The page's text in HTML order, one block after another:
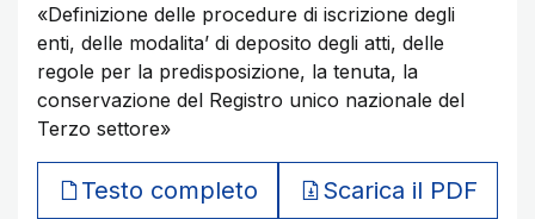
«Definizione delle procedure di iscrizione degli
enti, delle modalita’ di deposito degli atti, delle
regole per la predisposizione, la tenuta, la
conservazione del Registro unico nazionale del
Terzo settore»
Testo completo Scarica il PDF